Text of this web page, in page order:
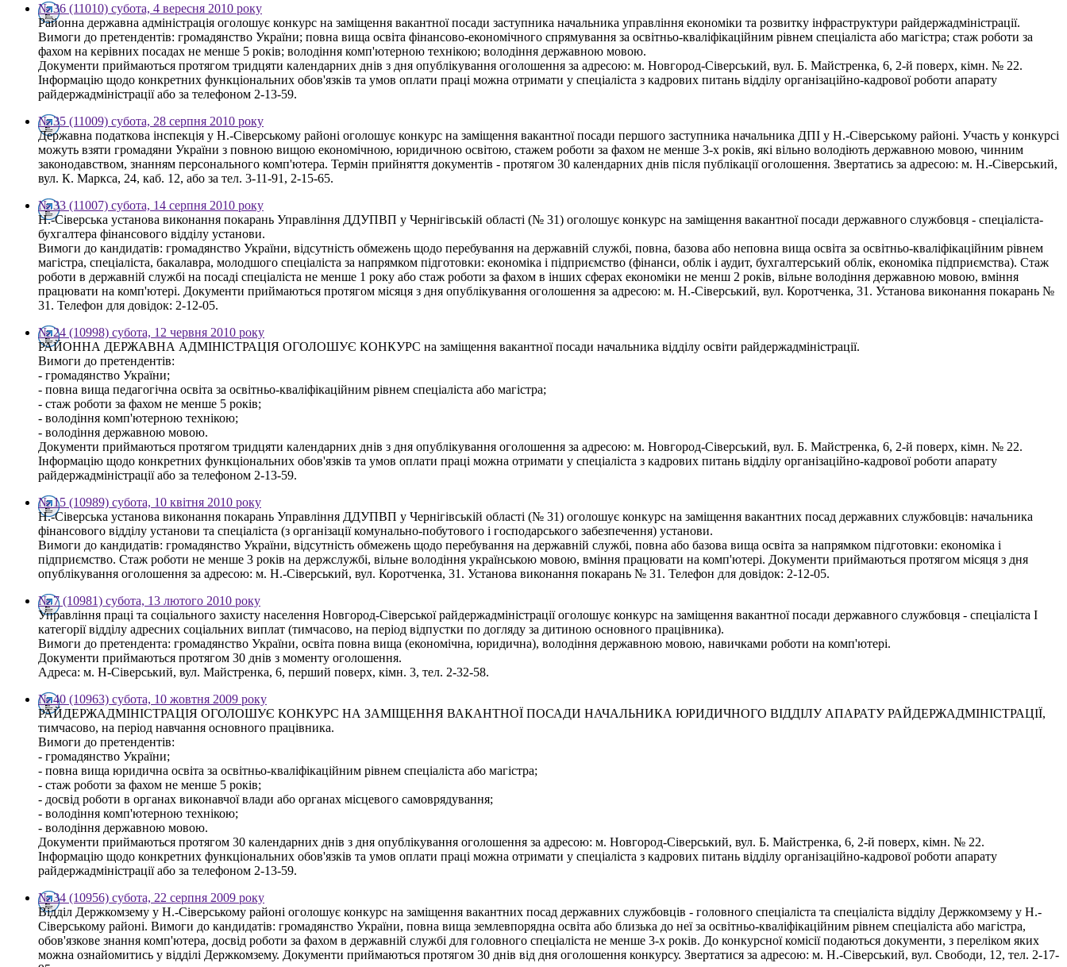
№ 36 (11010) субота, 4 вересня 2010 року
Районна державна адміністрація оголошує конкурс на заміщення вакантної посади заступника начальника управління економіки та розвитку інфраструктури райдержадміністрації.
Вимоги до претендентів: громадянство України; повна вища освіта фінансово-економічного спрямування за освітньо-кваліфікаційним рівнем спеціаліста або магістра; стаж роботи за
фахом на керівних посадах не менше 5 років; володіння комп'ютерною технікою; володіння державною мовою.
Документи приймаються протягом тридцяти календарних днів з дня опублікування оголошення за адресою: м. Новгород-Сіверський, вул. Б. Майстренка, 6, 2-й поверх, кімн. № 22.
Інформацію щодо конкретних функціональних обов'язків та умов оплати праці можна отримати у спеціаліста з кадрових питань відділу організаційно-кадрової роботи апарату
райдержадміністрації або за телефоном 2-13-59.
№ 35 (11009) субота, 28 серпня 2010 року
Державна податкова інспекція у Н.-Сіверському районі оголошує конкурс на заміщення вакантної посади першого заступника начальника ДПІ у Н.-Сіверському районі. Участь у конкурсі
можуть взяти громадяни України з повною вищою економічною, юридичною освітою, стажем роботи за фахом не менше 3-х років, які вільно володіють державною мовою, чинним
законодавством, знанням персонального комп'ютера. Термін прийняття документів - протягом 30 календарних днів після публікації оголошення. Звертатись за адресою: м. Н.-Сіверський,
вул. К. Маркса, 24, каб. 12, або за тел. 3-11-91, 2-15-65.
№ 33 (11007) субота, 14 серпня 2010 року
Н.-Сіверська установа виконання покарань Управління ДДУПВП у Чернігівській області (№ 31) оголошує конкурс на заміщення вакантної посади державного службовця - спеціаліста-
бухгалтера фінансового відділу установи.
Вимоги до кандидатів: громадянство України, відсутність обмежень щодо перебування на державній службі, повна, базова або неповна вища освіта за освітньо-кваліфікаційним рівнем
магістра, спеціаліста, бакалавра, молодшого спеціаліста за напрямком підготовки: економіка і підприємство (фінанси, облік і аудит, бухгалтерський облік, економіка підприємства). Стаж
роботи в державній службі на посаді спеціаліста не менше 1 року або стаж роботи за фахом в інших сферах економіки не менш 2 років, вільне володіння державною мовою, вміння
працювати на комп'ютері. Документи приймаються протягом місяця з дня опублікування оголошення за адресою: м. Н.-Сіверський, вул. Коротченка, 31. Установа виконання покарань №
31. Телефон для довідок: 2-12-05.
№ 24 (10998) субота, 12 червня 2010 року
РАЙОННА ДЕРЖАВНА АДМІНІСТРАЦІЯ ОГОЛОШУЄ КОНКУРС на заміщення вакантної посади начальника відділу освіти райдержадміністрації.
Вимоги до претендентів:
- громадянство України;
- повна вища педагогічна освіта за освітньо-кваліфікаційним рівнем спеціаліста або магістра;
- стаж роботи за фахом не менше 5 років;
- володіння комп'ютерною технікою;
- володіння державною мовою.
Документи приймаються протягом тридцяти календарних днів з дня опублікування оголошення за адресою: м. Новгород-Сіверський, вул. Б. Майстренка, 6, 2-й поверх, кімн. № 22.
Інформацію щодо конкретних функціональних обов'язків та умов оплати праці можна отримати у спеціаліста з кадрових питань відділу організаційно-кадрової роботи апарату
райдержадміністрації або за телефоном 2-13-59.
№ 15 (10989) субота, 10 квітня 2010 року
Н.-Сіверська установа виконання покарань Управління ДДУПВП у Чернігівській області (№ 31) оголошує конкурс на заміщення вакантних посад державних службовців: начальника
фінансового відділу установи та спеціаліста (з організації комунально-побутового і господарського забезпечення) установи.
Вимоги до кандидатів: громадянство України, відсутність обмежень щодо перебування на державній службі, повна або базова вища освіта за напрямком підготовки: економіка і
підприємство. Стаж роботи не менше 3 років на держслужбі, вільне володіння українською мовою, вміння працювати на комп'ютері. Документи приймаються протягом місяця з дня
опублікування оголошення за адресою: м. Н.-Сіверський, вул. Коротченка, 31. Установа виконання покарань № 31. Телефон для довідок: 2-12-05.
№ 7 (10981) субота, 13 лютого 2010 року
Управління праці та соціального захисту населення Новгород-Сіверської райдержадміністрації оголошує конкурс на заміщення вакантної посади державного службовця - спеціаліста І
категорії відділу адресних соціальних виплат (тимчасово, на період відпустки по догляду за дитиною основного працівника).
Вимоги до претендента: громадянство України, освіта повна вища (економічна, юридична), володіння державною мовою, навичками роботи на комп'ютері.
Документи приймаються протягом 30 днів з моменту оголошення.
Адреса: м. Н-Сіверський, вул. Майстренка, 6, перший поверх, кімн. 3, тел. 2-32-58.
№ 40 (10963) субота, 10 жовтня 2009 року
РАЙДЕРЖАДМІНІСТРАЦІЯ ОГОЛОШУЄ КОНКУРС НА ЗАМІЩЕННЯ ВАКАНТНОЇ ПОСАДИ НАЧАЛЬНИКА ЮРИДИЧНОГО ВІДДІЛУ АПАРАТУ РАЙДЕРЖАДМІНІСТРАЦІЇ,
тимчасово, на період навчання основного працівника.
Вимоги до претендентів:
- громадянство України;
- повна вища юридична освіта за освітньо-кваліфікаційним рівнем спеціаліста або магістра;
- стаж роботи за фахом не менше 5 років;
- досвід роботи в органах виконавчої влади або органах місцевого самоврядування;
- володіння комп'ютерною технікою;
- володіння державною мовою.
Документи приймаються протягом 30 календарних днів з дня опублікування оголошення за адресою: м. Новгород-Сіверський, вул. Б. Майстренка, 6, 2-й поверх, кімн. № 22.
Інформацію щодо конкретних функціональних обов'язків та умов оплати праці можна отримати у спеціаліста з кадрових питань відділу організаційно-кадрової роботи апарату
райдержадміністрації або за телефоном 2-13-59.
№ 34 (10956) субота, 22 серпня 2009 року
Відділ Держкомзему у Н.-Сіверському районі оголошує конкурс на заміщення вакантних посад державних службовців - головного спеціаліста та спеціаліста відділу Держкомзему у Н.-
Сіверському районі. Вимоги до кандидатів: громадянство України, повна вища землевпорядна освіта або близька до неї за освітньо-кваліфікаційним рівнем спеціаліста або магістра,
обов'язкове знання комп'ютера, досвід роботи за фахом в державній службі для головного спеціаліста не менше 3-х років. До конкурсної комісії подаються документи, з переліком яких
можна ознайомитись у відділі Держкомзему. Документи приймаються протягом 30 днів від дня оголошення конкурсу. Звертатися за адресою: м. Н.-Сіверський, вул. Свободи, 12, тел. 2-17-